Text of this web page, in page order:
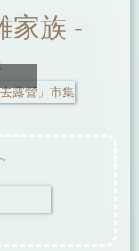
家族 -